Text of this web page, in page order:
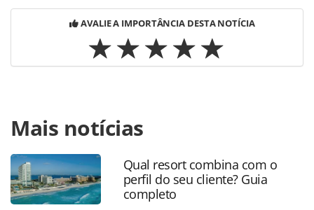
AVALIE A IMPORTÂNCIA DESTA NOTÍCIA
https://www.panrotas.com.br/mercado/cruzeiros/2022/
cruzeiros-revela-entretenimento-a-bordo-do-msc-world-
europa_190731.html ou as ferramentas oferecidas na
página. Todo o conteúdo produzido pela PANROTAS
Editora é protegido pela legislação brasileira sobre direito
autoral. Não reproduza o conteúdo sem autorização da
Mais notícias
Qual resort combina com o
perfil do seu cliente? Guia
completo